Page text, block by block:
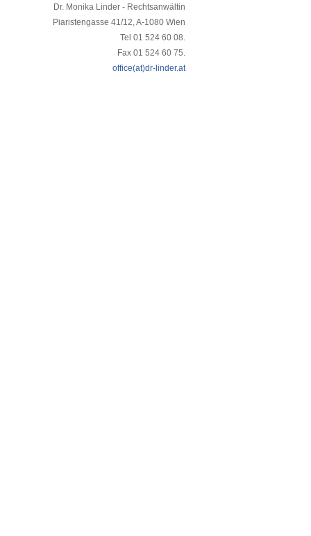
Dr. Monika Linder - Rechtsanwältin
Piaristengasse 41/12, A-1080 Wien
Tel 01 524 60 08.
Fax 01 524 60 75.
office(at)dr-linder.at